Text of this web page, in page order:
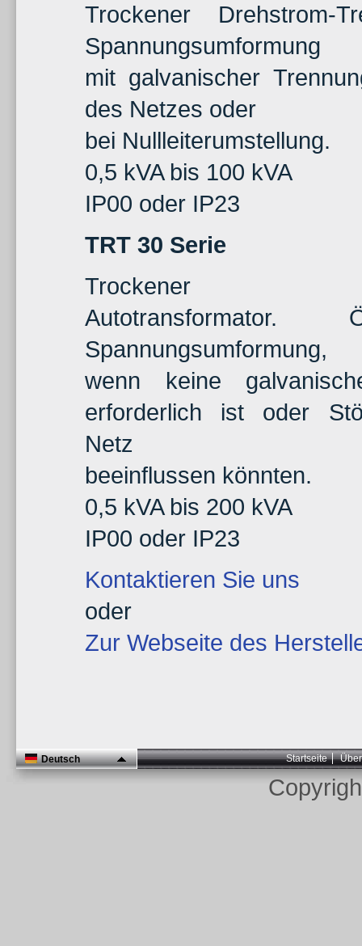
Trockener Drehstrom-
Spannungsumformung
mit galvanischer
des Netzes oder
bei Nullleiterumstellung.
0,5 kVA bis 100 kVA
IP00 oder IP23
TRT 30 Serie
Trockener
Autotransformator.
Spannungsumformung,
wenn keine
erforderlich ist oder
Netz
beeinflussen könnten.
0,5 kVA bis 200 kVA
IP00 oder IP23
Kontaktieren Sie uns
oder
Zur Webseite des
Deutsch Startseite